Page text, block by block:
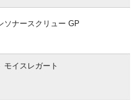
ソナースクリュー GP
モイスレガート